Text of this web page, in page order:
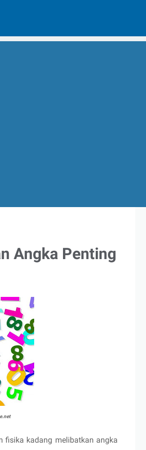
Angka Penting
fisika kadang melibatkan angka